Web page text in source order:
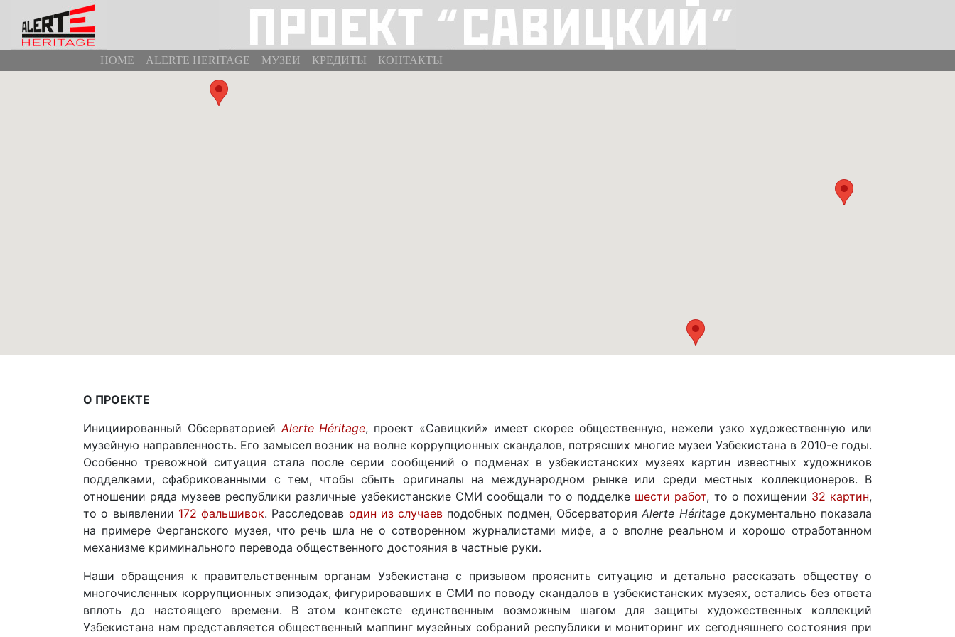
HOME ALERTE HERITAGE МУЗЕИ КРЕДИТЫ КОНТАКТЫ
О ПРОЕКТЕ
Инициированный ОбсерваториейAlerte Héritage, проект «Савицкий» имеет скорее общественную, нежели узко художественную или
музейную направленность. Его замысел возник на волне коррупционных скандалов, потрясших многие музеи Узбекистана в 2010-е годы.
Особенно тревожной ситуация стала после серии сообщений о подменах в узбекистанских музеях картин известных художников
подделками, сфабрикованными с тем, чтобы сбыть оригиналы на международном рынке или среди местных коллекционеров. В
отношении ряда музеев республики различные узбекистанские СМИ сообщали то о подделке шести работ, то о похищении 32 картин,
то о выявлении 172 фальшивок. Расследовав один из случаев подобных подмен, ОбсерваторияAlerte Héritageдокументально показала
на примере Ферганского музея, что речь шла не о сотворенном журналистами мифе, а о вполне реальном и хорошо отработанном
механизме криминального перевода общественного достояния в частные руки.
Наши обращения к правительственным органам Узбекистана с призывом прояснить ситуацию и детально рассказать обществу о
многочисленных коррупционных эпизодах, фигурировавших в СМИ по поводу скандалов в узбекистанских музеях, остались без ответа
вплоть до настоящего времени. В этом контексте единственным возможным шагом для защиты художественных коллекций
Узбекистана нам представляется общественный маппинг музейных собраний республики и мониторинг их сегодняшнего состояния при